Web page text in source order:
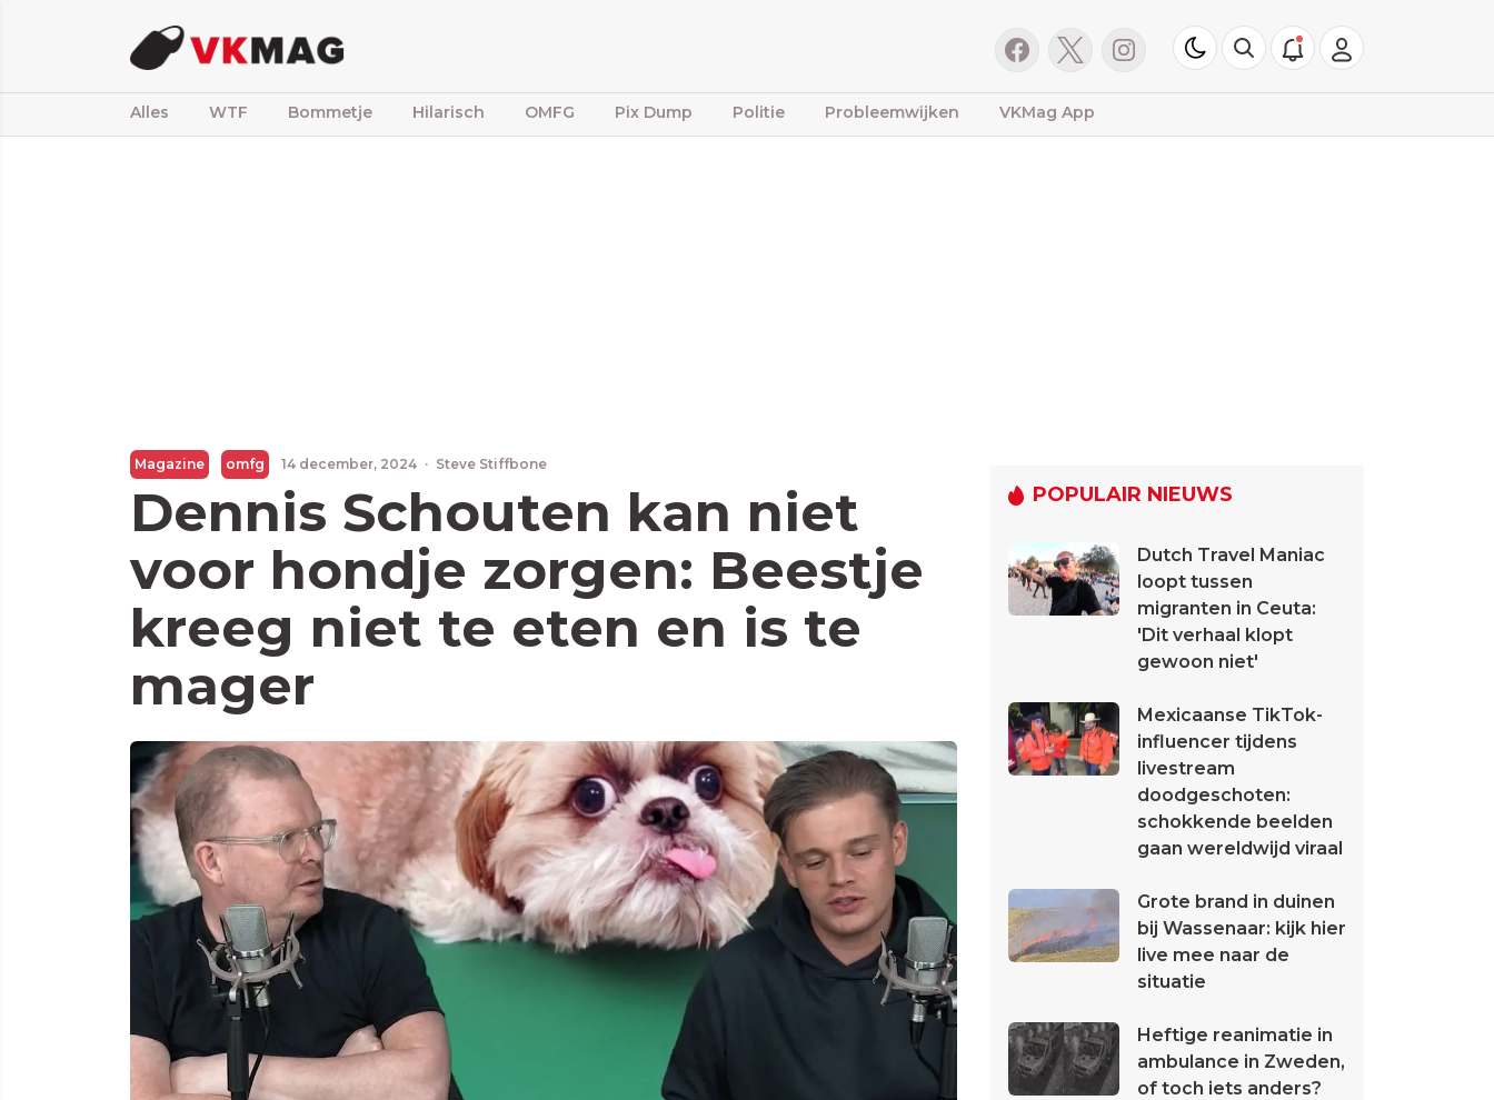
Alles WTF Bommetje Hilarisch OMFG Pix Dump Politie Probleemwijken VKMag App
Magazine omfg 14 december, 2024 · Steve Stiffbone
Dennis Schouten kan niet
voor hondje zorgen: Beestje
kreeg niet te eten en is te
mager
POPULAIR NIEUWS
Dutch Travel Maniac
loopt tussen
migranten in Ceuta:
'Dit verhaal klopt
gewoon niet'
Mexicaanse TikTok-
influencer tijdens
livestream
doodgeschoten:
schokkende beelden
gaan wereldwijd viraal
Grote brand in duinen
bij Wassenaar: kijk hier
live mee naar de
situatie
Heftige reanimatie in
ambulance in Zweden,
of toch iets anders?